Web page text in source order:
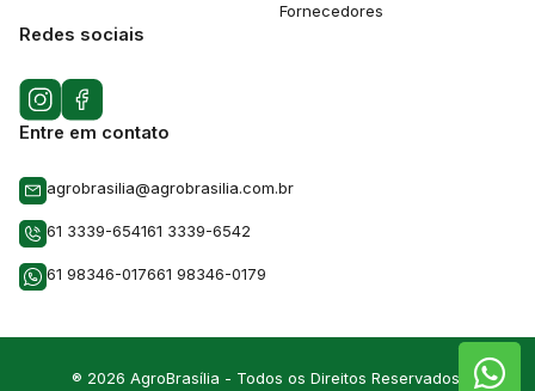
Fornecedores
Redes sociais
Entre em contato
agrobrasilia@agrobrasilia.com.br
61 3339-654161 3339-6542
61 98346-017661 98346-0179
® 2026 AgroBrasília - Todos os Direitos Reservados.